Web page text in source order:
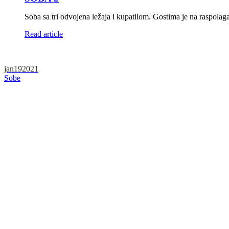
Soba sa tri odvojena ležaja i kupatilom. Gostima je na
Read article
jan192021
Sobe